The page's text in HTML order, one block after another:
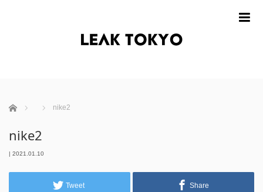
ホーム nike2
nike2
| 2021.01.10
Tweet Share